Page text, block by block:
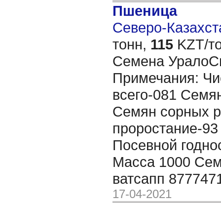
Пшеница
Северо-
тонн, 115 KZT/
Семена
Примечания:
всего-081
Семян сорных
проростание-
Посевной
Масса 1000
ватсапп
17-04-2021